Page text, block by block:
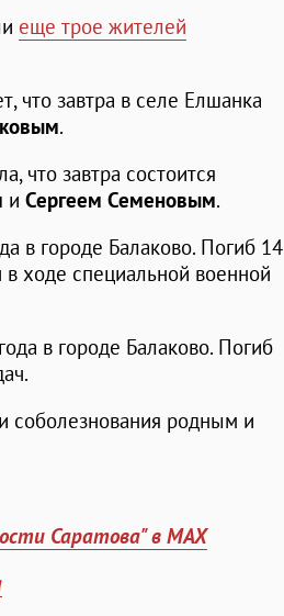
еще трое жителей
что завтра в селе Елшанка
.
что завтра состоится
и Сергеем Семеновым.
в городе Балаково. Погиб 14
ходе специальной военной
в городе Балаково. Погиб
соболезнования родным и
Саратова" в MAX